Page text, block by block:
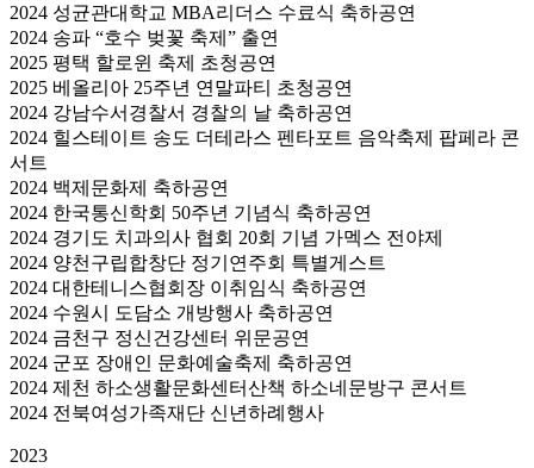
2024 성균관대학교 MBA리더스 수료식 축하공연
2024 송파 “호수 벚꽃 축제” 출연
2025 평택 할로윈 축제 초청공연
2025 베올리아 25주년 연말파티 초청공연
2024 강남수서경찰서 경찰의 날 축하공연
2024 힐스테이트 송도 더테라스 펜타포트 음악축제 팝페라 콘
서트
2024 백제문화제 축하공연
2024 한국통신학회 50주년 기념식 축하공연
2024 경기도 치과의사 협회 20회 기념 가멕스 전야제
2024 양천구립합창단 정기연주회 특별게스트
2024 대한테니스협회장 이취임식 축하공연
2024 수원시 도담소 개방행사 축하공연
2024 금천구 정신건강센터 위문공연
2024 군포 장애인 문화예술축제 축하공연
2024 제천 하소생활문화센터산책 하소네문방구 콘서트
2024 전북여성가족재단 신년하례행사
2023